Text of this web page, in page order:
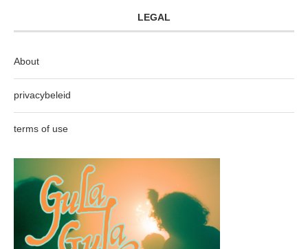
LEGAL
About
privacybeleid
terms of use